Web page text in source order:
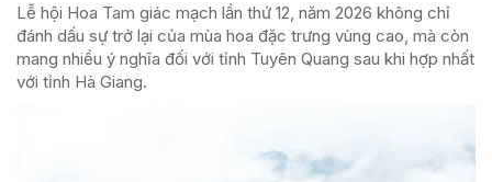
Lễ hội Hoa Tam giác mạch lần thứ 12, năm 2026 không chỉ
đánh dấu sự trở lại của mùa hoa đặc trưng vùng cao, mà còn
mang nhiều ý nghĩa đối với tỉnh Tuyên Quang sau khi hợp nhất
với tỉnh Hà Giang.